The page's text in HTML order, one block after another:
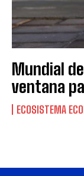
Mundial
ventana
ECOSISTEMA